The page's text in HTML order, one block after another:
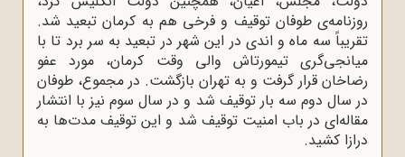
روزنامه‌ی طوفان توقیف و فرخی هم به کرمان تبعید شد.
تقریباً سه ماه و اندی در این شهر در تبعید به سر برد تا با
میانجی‌گری تیمورتاش والی وقت کرمان، مورد عفو
رضاخان قرار گرفت و به تهران بازگشت. در مجموع، طوفان
در سال دوم سه بار توقیف شد و در سال سوم نیز با انتشار
مقاله‌ای در باب امنیت توقیف شد و این توقیف مدت‌ها به
درازا کشید.